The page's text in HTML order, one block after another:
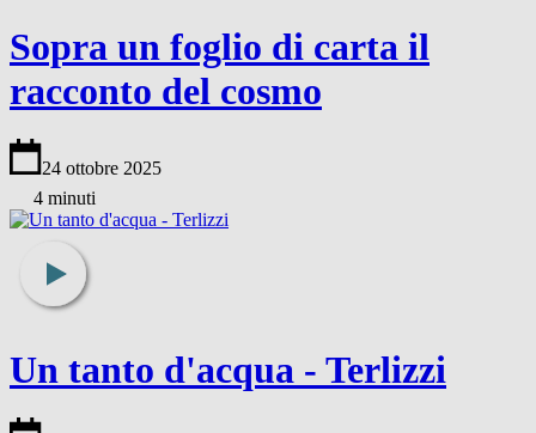
Sopra un foglio di carta il
racconto del cosmo
24 ottobre 2025
4 minuti
Un tanto d'acqua - Terlizzi